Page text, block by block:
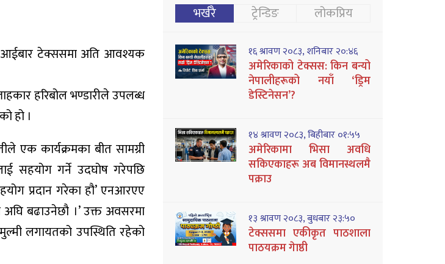
आईबार टेक्ससमा अति आवश्यक
हरिबोल भण्डारीले उपलब्ध
हो ।
एक कार्यक्रमका बीत सामग्री
सहयोग गर्ने उदघोष गरेपछि
प्रदान गरेका हौ’ एनआरएए
बढाउनेछौ ।’ उक्त अवसरमा
लगायतको उपस्थिति रहेको
भर्खरै ट्रेन्डिङ लोकप्रिय
१६ श्रावण २०८३, शनिबार २०:४६
अमेरिकाको टेक्सस: किन बन्यो
नेपालीहरूको नयाँ ‘ड्रिम
डेस्टिनेसन’?
१४ श्रावण २०८३, बिहीबार ०१:५५
अमेरिकामा भिसा अवधि
सकिएकाहरू अब विमानस्थलमै
पक्राउ
१३ श्रावण २०८३, बुधबार २३:५०
टेक्ससमा एकीकृत पाठशाला
पाठयक्रम गेाष्ठी